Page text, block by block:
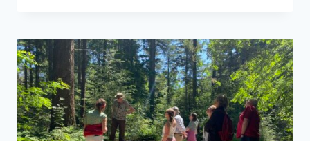
VAN
HET
LUNTERSCHE
BUURTBOSCH
EN
HUN